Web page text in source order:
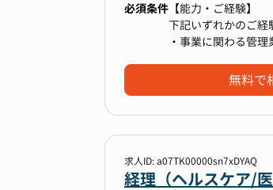
■ 使用ツール
- freee（会計ソフト
- バクラク請求書管
す。
また、成長を続ける
の支援と並行して
・事業部門からの問
・顧客対応、顧客サ
必須条件 【能力・ご経験】
下記いずれかのご経
・事業に関わる管理
【価値観・志向性】
└より大きな社会課
└自身の専門性や能
無料で
求人ID: a07TK00000sn7xDYAQ
経理（ヘルスケア/